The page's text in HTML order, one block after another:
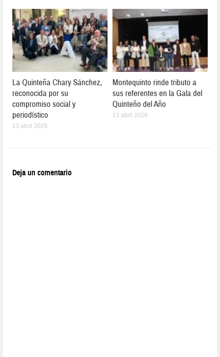
La Quinteña Chary Sánchez,
reconocida por su
compromiso social y
periodístico
13 abril 2026
Montequinto rinde tributo a
sus referentes en la Gala del
Quinteño del Año
13 abril 2026
Deja un comentario